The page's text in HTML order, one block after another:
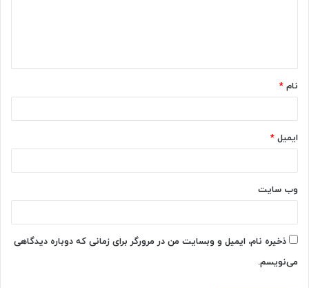
*
نام *
ایمیل *
وب‌ سایت
ذخیره نام، ایمیل و وبسایت من در مرورگر برای زمانی که دوباره دیدگاهی
می‌نویسم.